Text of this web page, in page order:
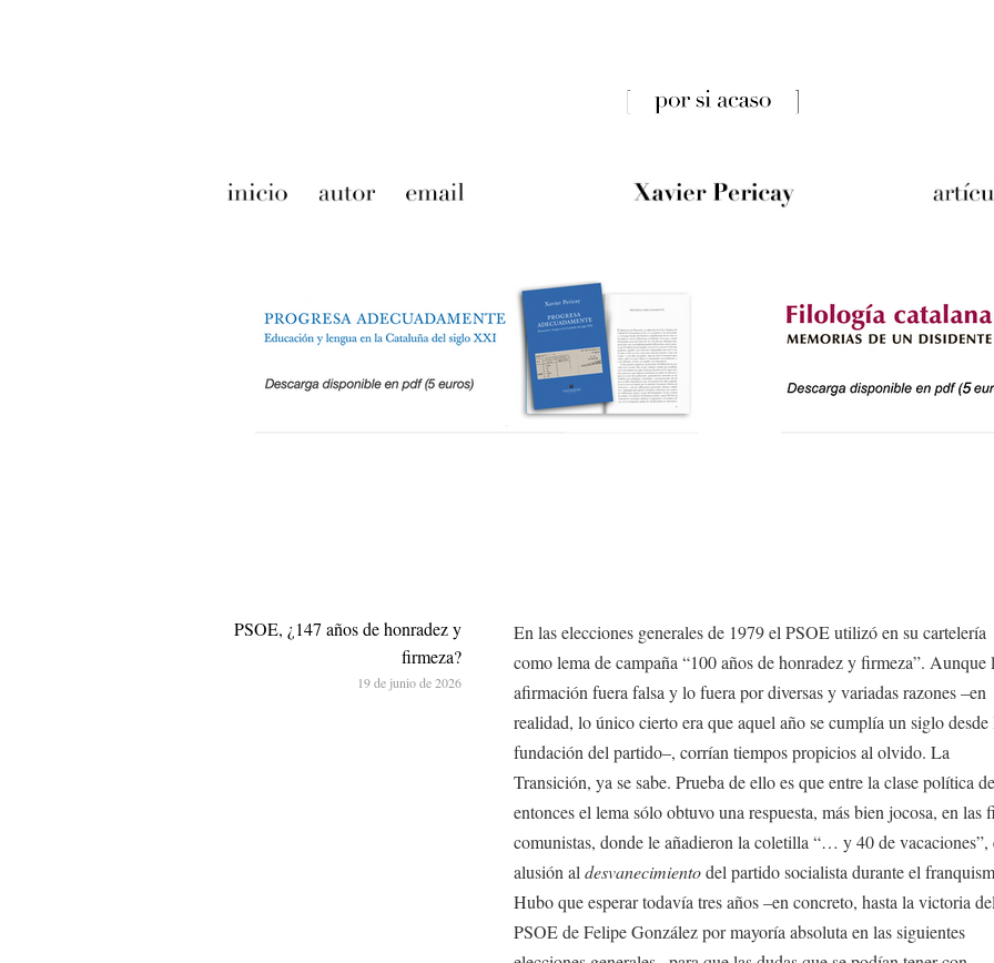
En las elecciones generales de 1979 el PSOE utilizó en su cartelería
como lema de campaña “100 años de honradez y firmeza”. Aunque
afirmación fuera falsa y lo fuera por diversas y variadas razones –en
realidad, lo único cierto era que aquel año se cumplía un siglo desde
fundación del partido–, corrían tiempos propicios al olvido. La
Transición, ya se sabe. Prueba de ello es que entre la clase política de
entonces el lema sólo obtuvo una respuesta, más bien jocosa, en las
comunistas, donde le añadieron la coletilla “… y 40 de vacaciones”,
alusión aldesvanecimientodel partido socialista durante el
Hubo que esperar todavía tres años –en concreto, hasta la victoria del
PSOE de Felipe González por mayoría absoluta en las siguientes
PSOE, ¿147 años de honradez y
firmeza?
19 de junio de 2026